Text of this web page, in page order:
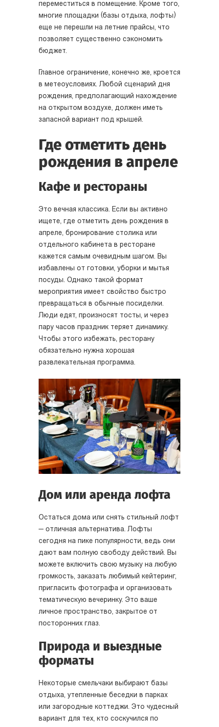
переместиться в помещение. Кроме того,
многие площадки (базы отдыха, лофты)
еще не перешли на летние прайсы, что
позволяет существенно сэкономить
бюджет.
Главное ограничение, конечно же, кроется
в метеоусловиях. Любой сценарий дня
рождения, предполагающий нахождение
на открытом воздухе, должен иметь
запасной вариант под крышей.
Где отметить день
рождения в апреле
Кафе и рестораны
Это вечная классика. Если вы активно
ищете, где отметить день рождения в
апреле, бронирование столика или
отдельного кабинета в ресторане
кажется самым очевидным шагом. Вы
избавлены от готовки, уборки и мытья
посуды. Однако такой формат
мероприятия имеет свойство быстро
превращаться в обычные посиделки.
Люди едят, произносят тосты, и через
пару часов праздник теряет динамику.
Чтобы этого избежать, ресторану
обязательно нужна хорошая
развлекательная программа.
Дом или аренда лофта
Остаться дома или снять стильный лофт
— отличная альтернатива. Лофты
сегодня на пике популярности, ведь они
дают вам полную свободу действий. Вы
можете включить свою музыку на любую
громкость, заказать любимый кейтеринг,
пригласить фотографа и организовать
тематическую вечеринку. Это ваше
личное пространство, закрытое от
посторонних глаз.
Природа и выездные
форматы
Некоторые смельчаки выбирают базы
отдыха, утепленные беседки в парках
или загородные коттеджи. Это чудесный
вариант для тех, кто соскучился по